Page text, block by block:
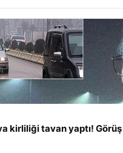
kirliliği tavan yaptı!